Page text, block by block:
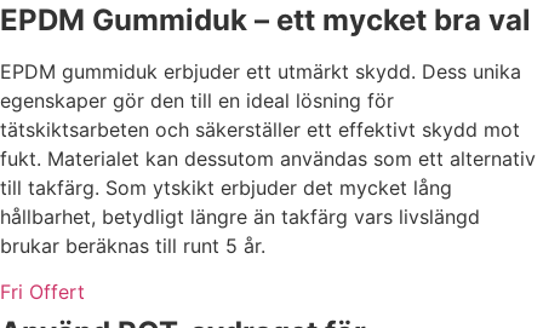
EPDM Gummiduk – ett mycket bra val
EPDM gummiduk erbjuder ett utmärkt skydd. Dess unika
egenskaper gör den till en ideal lösning för
tätskiktsarbeten och säkerställer ett effektivt skydd mot
fukt. Materialet kan dessutom användas som ett alternativ
till takfärg. Som ytskikt erbjuder det mycket lång
hållbarhet, betydligt längre än takfärg vars livslängd
brukar beräknas till runt 5 år.
Fri Offert